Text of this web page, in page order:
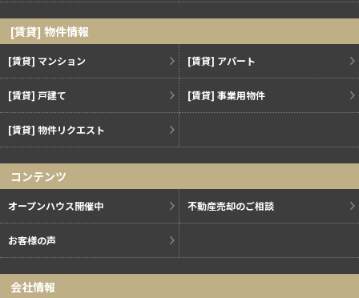
[賃貸] 物件情報
[賃貸] マンション [賃貸] アパート
[賃貸] 戸建て [賃貸] 事業用物件
[賃貸] 物件リクエスト
コンテンツ
オープンハウス開催中 不動産売却のご相談
お客様の声
会社情報